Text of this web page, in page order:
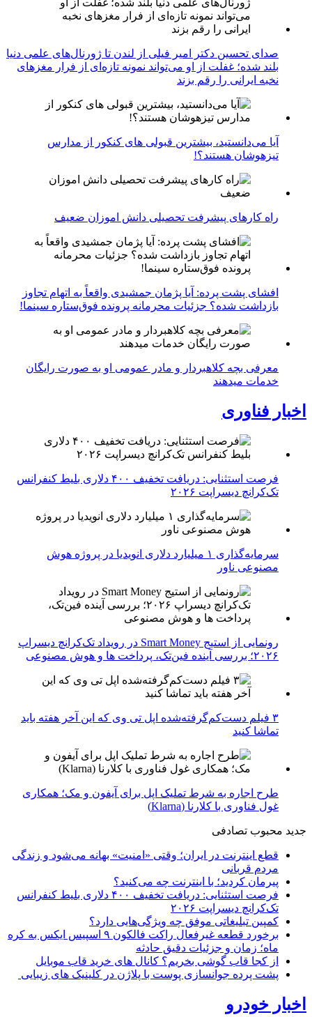
صدای تحسین دکتر امیر فیلی از لندن تا ژورنال‌های علمی دنیا
بلند شده؛ غفلت از او می‌تواند نمونه تازه‌ای از فرار مغزهای
نخبه ایرانی را رقم بزند
آیا می‌دانستید، بیشترین قبولی های کنکور از مدارس
تیزهوشان هستند؟!
راه کارهای پیشرفت تحصیلی دانش اموزان ضعیف
افشای پشت پرده: آیا پژمان جمشیدی واقعاً به اتهام تجاوز
بازداشت شده؟ جزئیات محرمانه پرونده فوق‌ستاره سینما!
معرفی بچه کلاهبردار و مادر عمومی او به صورت رایگان
خدمات میدهند
اخبار فناوری
فرصت استثنایی: دریافت تخفیف ۴۰۰ دلاری بلیط کنفرانس
تک‌کرانچ دیسراپت ۲۰۲۶
سرمایه‌گذاری ۱ میلیارد دلاری انویدیا در پروژه هوش
مصنوعی ناور
رونمایی از استیج Smart Money در رویداد تک‌کرانچ دیسراپ
۲۰۲۶؛ بررسی آینده فین‌تک، پرداخت‌ ها و هوش مصنوعی
۳ فیلم دست‌کم‌گرفته‌شده اپل تی وی که این آخر هفته باید
تماشا کنید
طرح اجاره به شرط تملیک اپل برای آیفون و مک؛ همکاری
غول فناوری با کلارنا (Klarna)
جدید محبوب تصادفی
قطع اینترنت در ایران؛ وقتی «امنیت» بهانه می‌شود و زندگی
مردم قربانی
پیرمان کردید؛ با اینترنت چه می‌کنید؟
فرصت استثنایی: دریافت تخفیف ۴۰۰ دلاری بلیط کنفرانس
تک‌کرانچ دیسراپت ۲۰۲۶
کمپین تبلیغاتی موفق چه ویژگی‌هایی دارد؟
برخورد قطعه غیرفعال راکت فالکون ۹ اسپیس ایکس به کره
ماه؛ زمان و جزئیات دقیق حادثه
از کجا قاب گوشی بخریم؟ کانال های خرید قاب موبایل
پشت پرده جوانسازی پوست با پلاژن در کلینیک های زیبایی
اخبار خودرو